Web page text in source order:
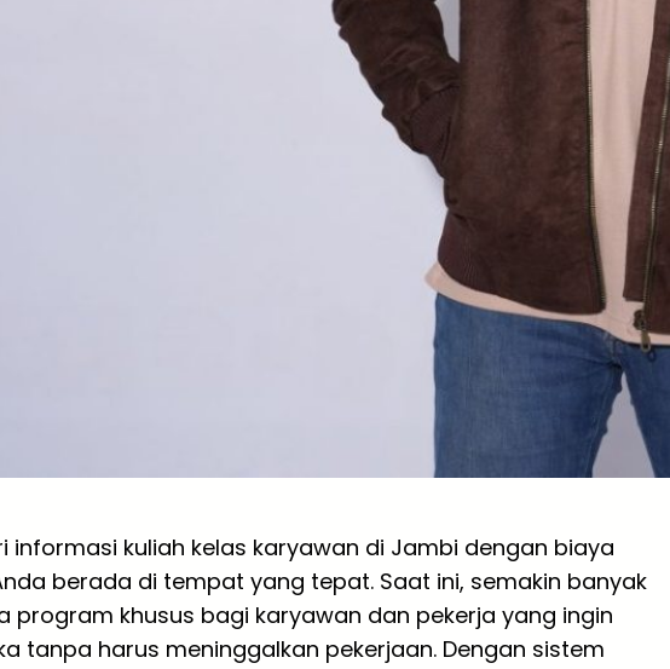
informasi kuliah kelas karyawan di Jambi dengan biaya
berada di tempat yang tepat. Saat ini, semakin banyak
program khusus bagi karyawan dan pekerja yang ingin
tanpa harus meninggalkan pekerjaan. Dengan sistem